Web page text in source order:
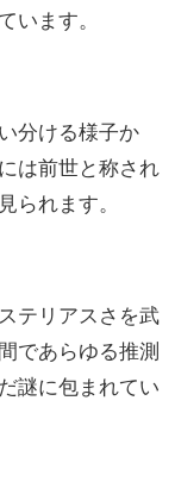
います。
分ける様子か
は前世と称され
られます。
テリアスさを武
であらゆる推測
謎に包まれてい